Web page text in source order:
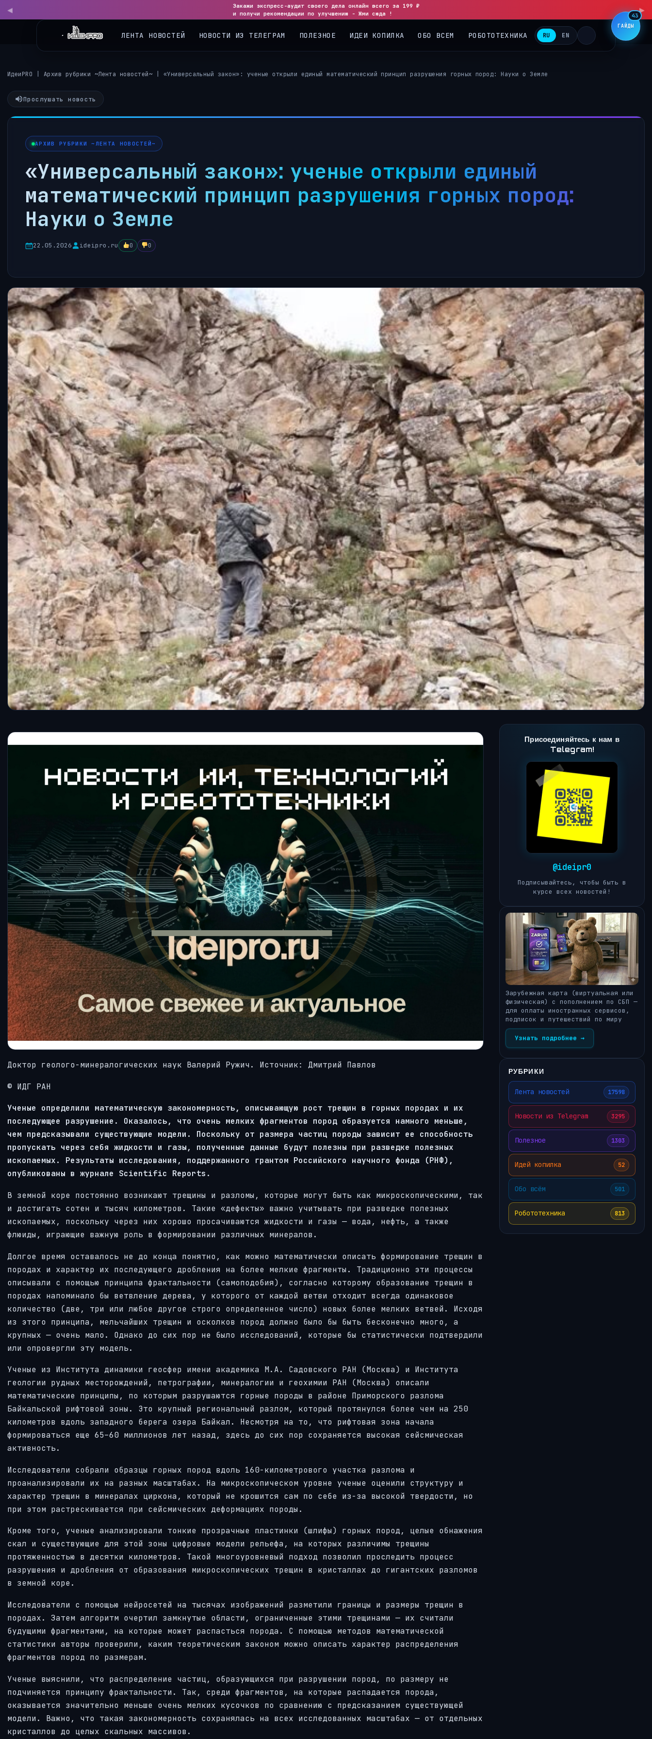
Закажи экспресс-аудит своего дела онлайн всего за 199 ₽
и получи рекомендации по улучшению - Жми сюда !
RU EN
ИдеиPRO Архив рубрики ~Лента новостей~ «Универсальный закон»: ученые открыли единый математический принцип разрушения горных пород: Науки о Земле
Прослушать новость
АРХИВ РУБРИКИ ~ЛЕНТА НОВОСТЕЙ~
«Универсальный закон»: ученые открыли единый
математический принцип разрушения горных пород:
Науки о Земле
22.05.2026 ideipro.ru 0 0
Доктор геолого-минералогических наук Валерий Ружич. Источник: Дмитрий Павлов
© ИДГ РАН
Ученые определили математическую закономерность, описывающую рост трещин в горных породах и их
последующее разрушение. Оказалось, что очень мелких фрагментов пород образуется намного меньше,
чем предсказывали существующие модели. Поскольку от размера частиц породы зависит ее способность
пропускать через себя жидкости и газы, полученные данные будут полезны при разведке полезных
ископаемых. Результаты исследования, поддержанного грантом Российского научного фонда (РНФ),
опубликованы в журнале Scientific Reports.
В земной коре постоянно возникают трещины и разломы, которые могут быть как микроскопическими, так
и достигать сотен и тысяч километров. Такие «дефекты» важно учитывать при разведке полезных
ископаемых, поскольку через них хорошо просачиваются жидкости и газы — вода, нефть, а также
флюиды, играющие важную роль в формировании различных минералов.
Долгое время оставалось не до конца понятно, как можно математически описать формирование трещин в
породах и характер их последующего дробления на более мелкие фрагменты. Традиционно эти процессы
описывали с помощью принципа фрактальности (самоподобия), согласно которому образование трещин в
породах напоминало бы ветвление дерева, у которого от каждой ветви отходит всегда одинаковое
количество (две, три или любое другое строго определенное число) новых более мелких ветвей. Исходя
из этого принципа, мельчайших трещин и осколков пород должно было бы быть бесконечно много, а
крупных — очень мало. Однако до сих пор не было исследований, которые бы статистически подтвердили
или опровергли эту модель.
Ученые из Института динамики геосфер имени академика М.А. Садовского РАН (Москва) и Института
геологии рудных месторождений, петрографии, минералогии и геохимии РАН (Москва) описали
математические принципы, по которым разрушаются горные породы в районе Приморского разлома
Байкальской рифтовой зоны. Это крупный региональный разлом, который протянулся более чем на 250
километров вдоль западного берега озера Байкал. Несмотря на то, что рифтовая зона начала
формироваться еще 65–60 миллионов лет назад, здесь до сих пор сохраняется высокая сейсмическая
активность.
Исследователи собрали образцы горных пород вдоль 160-километрового участка разлома и
проанализировали их на разных масштабах. На микроскопическом уровне ученые оценили структуру и
характер трещин в минералах циркона, который не крошится сам по себе из-за высокой твердости, но
при этом растрескивается при сейсмических деформациях породы.
Кроме того, ученые анализировали тонкие прозрачные пластинки (шлифы) горных пород, целые обнажения
скал и существующие для этой зоны цифровые модели рельефа, на которых различимы трещины
протяженностью в десятки километров. Такой многоуровневый подход позволил проследить процесс
разрушения и дробления от образования микроскопических трещин в кристаллах до гигантских разломов
в земной коре.
Исследователи с помощью нейросетей на тысячах изображений разметили границы и размеры трещин в
породах. Затем алгоритм очертил замкнутые области, ограниченные этими трещинами — их считали
будущими фрагментами, на которые может распасться порода. С помощью методов математической
статистики авторы проверили, каким теоретическим законом можно описать характер распределения
фрагментов пород по размерам.
Ученые выяснили, что распределение частиц, образующихся при разрушении пород, по размеру не
подчиняется принципу фрактальности. Так, среди фрагментов, на которые распадается порода,
оказывается значительно меньше очень мелких кусочков по сравнению с предсказанием существующей
модели. Важно, что такая закономерность сохранялась на всех исследованных масштабах — от отдельных
кристаллов до целых скальных массивов.
Присоединяйтесь к нам в
Telegram!
@ideipr0
Подписывайтесь, чтобы быть в
курсе всех новостей!
Зарубежная карта (виртуальная или
физическая) с пополнением по СБП —
для оплаты иностранных сервисов,
подписок и путешествий по миру
Узнать подробнее →
РУБРИКИ
Лента новостей 17598
Новости из Telegram 3295
Полезное 1303
Идей копилка 52
Обо всём 501
Робототехника 813
ГАЙДЫ
43